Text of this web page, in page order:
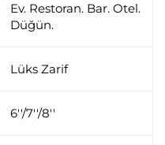
Ev. Restoran. Bar. Otel.
Düğün.
Lüks Zarif
6''/7''/8''